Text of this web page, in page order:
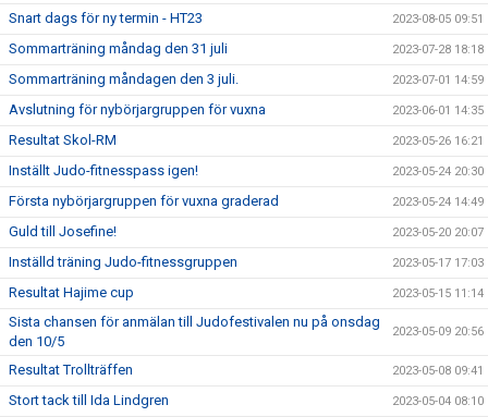
Snart dags för ny termin - HT23 2023-08-05 09:51
Sommarträning måndag den 31 juli 2023-07-28 18:18
Sommarträning måndagen den 3 juli. 2023-07-01 14:59
Avslutning för nybörjargruppen för vuxna 2023-06-01 14:35
Resultat Skol-RM 2023-05-26 16:21
Inställt Judo-fitnesspass igen! 2023-05-24 20:30
Första nybörjargruppen för vuxna graderad 2023-05-24 14:49
Guld till Josefine! 2023-05-20 20:07
Inställd träning Judo-fitnessgruppen 2023-05-17 17:03
Resultat Hajime cup 2023-05-15 11:14
Sista chansen för anmälan till Judofestivalen nu på onsdag
den 10/5
2023-05-09 20:56
Resultat Trollträffen 2023-05-08 09:41
Stort tack till Ida Lindgren 2023-05-04 08:10